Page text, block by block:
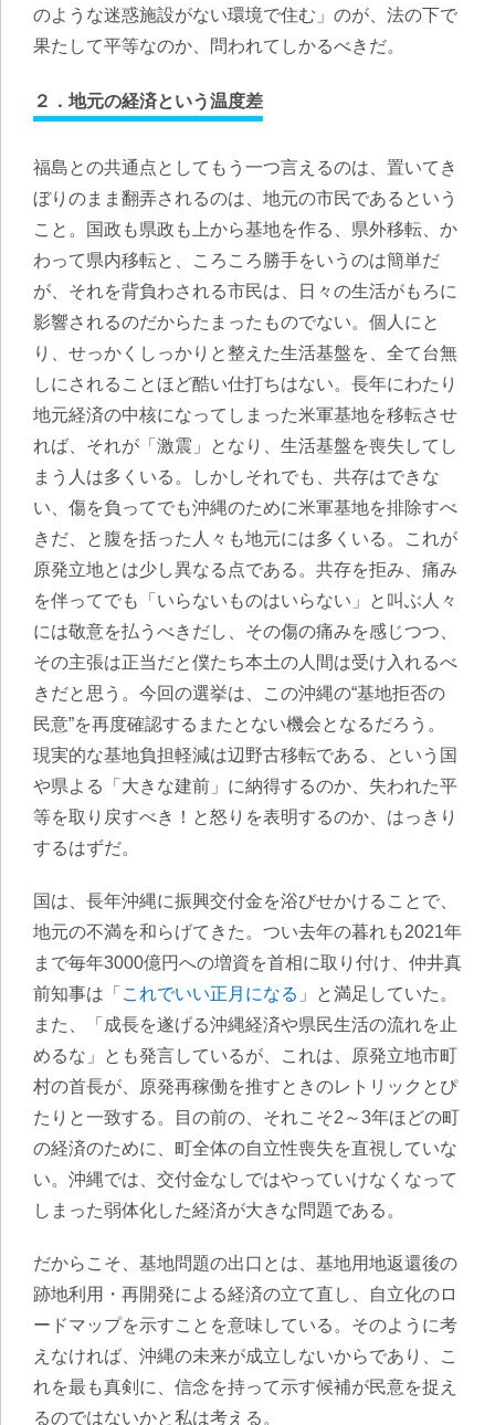
のような迷惑施設がない環境で住む」のが、法の下で
果たして平等なのか、問われてしかるべきだ。
２．地元の経済という温度差
福島との共通点としてもう一つ言えるのは、置いてき
ぼりのまま翻弄されるのは、地元の市民であるという
こと。国政も県政も上から基地を作る、県外移転、か
わって県内移転と、ころころ勝手をいうのは簡単だ
が、それを背負わされる市民は、日々の生活がもろに
影響されるのだからたまったものでない。個人にと
り、せっかくしっかりと整えた生活基盤を、全て台無
しにされることほど酷い仕打ちはない。長年にわたり
地元経済の中核になってしまった米軍基地を移転させ
れば、それが「激震」となり、生活基盤を喪失してし
まう人は多くいる。しかしそれでも、共存はできな
い、傷を負ってでも沖縄のために米軍基地を排除すべ
きだ、と腹を括った人々も地元には多くいる。これが
原発立地とは少し異なる点である。共存を拒み、痛み
を伴ってでも「いらないものはいらない」と叫ぶ人々
には敬意を払うべきだし、その傷の痛みを感じつつ、
その主張は正当だと僕たち本土の人間は受け入れるべ
きだと思う。今回の選挙は、この沖縄の“基地拒否の
民意”を再度確認するまたとない機会となるだろう。
現実的な基地負担軽減は辺野古移転である、という国
や県よる「大きな建前」に納得するのか、失われた平
等を取り戻すべき！と怒りを表明するのか、はっきり
するはずだ。
国は、長年沖縄に振興交付金を浴びせかけることで、
地元の不満を和らげてきた。つい去年の暮れも2021年
まで毎年3000億円への増資を首相に取り付け、仲井真
前知事は「 これでいい正月になる 」と満足していた。
また、「成長を遂げる沖縄経済や県民生活の流れを止
めるな」とも発言しているが、これは、
原発立地市町
村の首長が、原発再稼働を推すときのレトリックとぴ
たりと一致する 。目の前の、それこそ2～3年ほどの町
の経済のために、町全体の自立性喪失を直視していな
い。沖縄では、交付金なしではやっていけなくなって
しまった弱体化した経済が大きな問題である。
だからこそ、基地問題の出口とは、基地用地返還後の
跡地利用・再開発による経済の立て直し、自立化のロ
ードマップを示すことを意味している。そのように考
えなければ、沖縄の未来が成立しないからであり、こ
れを最も真剣に、信念を持って示す候補が民意を捉え
るのではないかと私は考える。